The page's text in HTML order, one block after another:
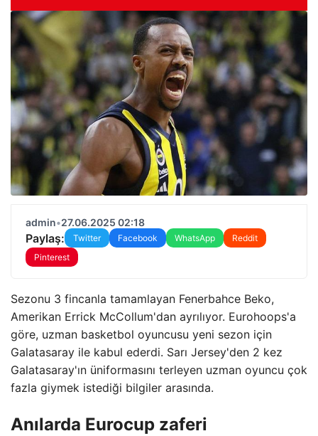
admin•27.06.2025 02:18
Paylaş: Twitter Facebook WhatsApp
Reddit
Pinterest
Sezonu 3 fincanla tamamlayan Fenerbahce Beko,
Amerikan Errick McCollum'dan ayrılıyor. Eurohoops'a
göre, uzman basketbol oyuncusu yeni sezon için
Galatasaray ile kabul ederdi. Sarı Jersey'den 2 kez
Galatasaray'ın üniformasını terleyen uzman oyuncu çok
fazla giymek istediği bilgiler arasında.
Anılarda Eurocup zaferi